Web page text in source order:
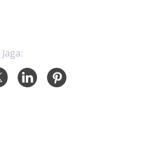
Jaga: